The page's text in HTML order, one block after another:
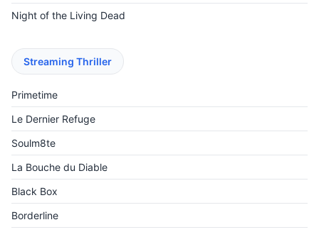
Night of the Living Dead
Streaming Thriller
Primetime
Le Dernier Refuge
Soulm8te
La Bouche du Diable
Black Box
Borderline